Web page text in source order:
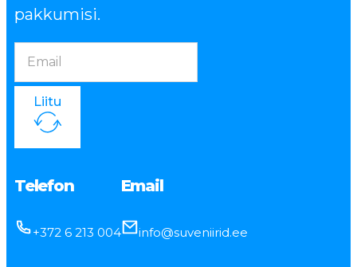
pakkumisi.
Liitu
Telefon
+372 6 213 004
Email
info@suveniirid.ee